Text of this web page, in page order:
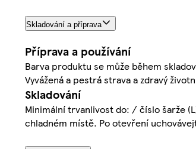
Skladování a příprava
Příprava a používání
Barva produktu se může během
Vyvážená a pestrá strava a zdravý
Skladování
Minimální trvanlivost do: / číslo šarže
chladném místě. Po otevření